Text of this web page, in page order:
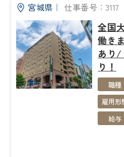
宮城県｜ 仕事番号：3117
全国
働き
あり/
り！
職種
雇用形
給与